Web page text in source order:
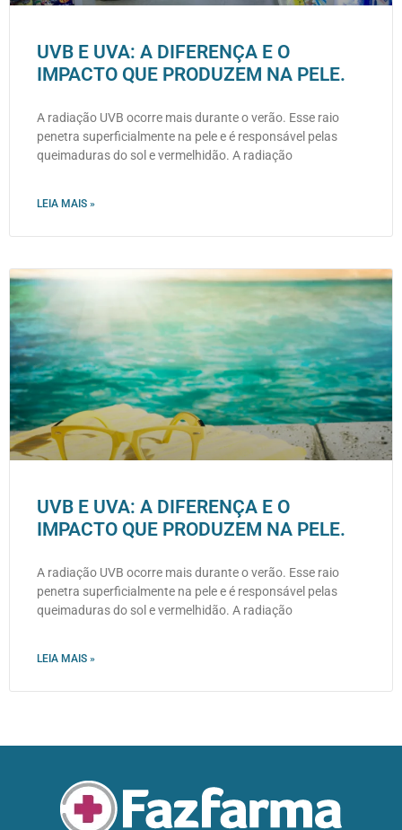
UVB E UVA: A DIFERENÇA E O
IMPACTO QUE PRODUZEM NA PELE.
A radiação UVB ocorre mais durante o verão. Esse raio
penetra superficialmente na pele e é responsável pelas
queimaduras do sol e vermelhidão. A radiação
LEIA MAIS »
UVB E UVA: A DIFERENÇA E O
IMPACTO QUE PRODUZEM NA PELE.
A radiação UVB ocorre mais durante o verão. Esse raio
penetra superficialmente na pele e é responsável pelas
queimaduras do sol e vermelhidão. A radiação
LEIA MAIS »